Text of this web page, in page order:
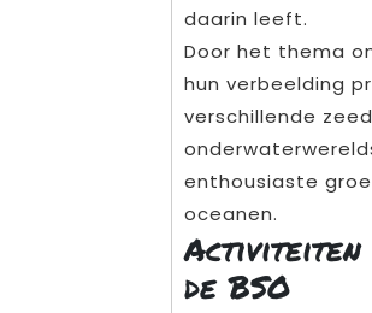
daarin leeft.
Door het thema
hun verbeelding
verschillende
enthousiaste
oceanen.
Activiteiten
de BSO